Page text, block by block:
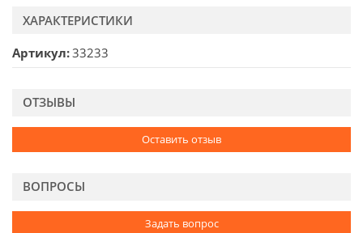
ХАРАКТЕРИСТИКИ
Артикул 33233
ОТЗЫВЫ
Оставить отзыв
ВОПРОСЫ
Задать вопрос